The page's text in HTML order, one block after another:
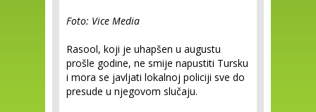
Foto: Vice Media
Rasool, koji je uhapšen u augustu
prošle godine, ne smije napustiti Tursku
i mora se javljati lokalnoj policiji sve do
presude u njegovom slučaju.